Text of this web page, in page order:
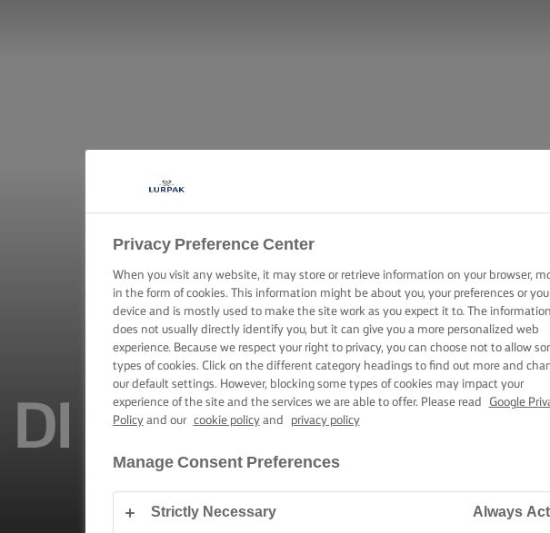
ZUCCA CON
1 h 20 min. tempo di cottura
Privacy Preference Center
When you visit any website, it may store or retrieve information on your browser,
in the form of cookies. This information might be about you, your preferences or
device and is mostly used to make the site work as you expect it to. The information
does not usually directly identify you, but it can give you a more personalized web
experience. Because we respect your right to privacy, you can choose not to allow
types of cookies. Click on the different category headings to find out more and
our default settings. However, blocking some types of cookies may impact your
experience of the site and the services we are able to offer. Please read
Google
Policyand our cookie policyand privacy policy
Manage Consent Preferences
Strictly Necessary Always